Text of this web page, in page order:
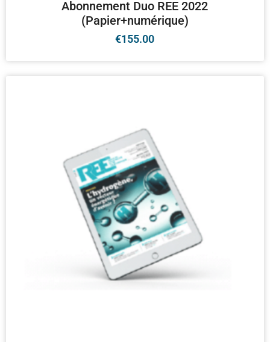
Abonnement Duo REE 2022
(Papier+numérique)
€155.00